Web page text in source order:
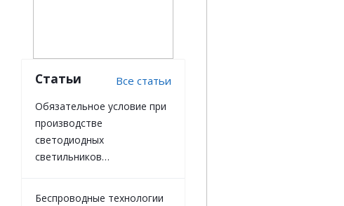
Статьи Все статьи
Обязательное условие при
производстве
светодиодных
светильников…
Беспроводные технологии